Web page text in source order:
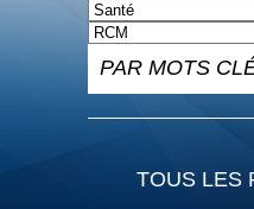
TOUS LES